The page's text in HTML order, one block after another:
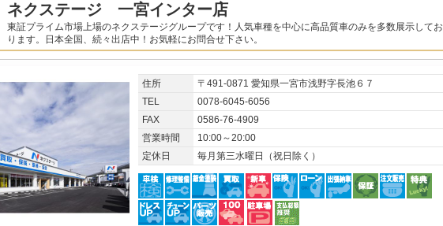
ネクステージ 一宮インター店
東証プライム市場上場のネクステージグループです！人気車種を中心に高品質車のみを多数展示してお
ります。日本全国、続々出店中！お気軽にお問合せ下さい。
住所
〒491-0871 愛知県一宮市浅野字長池６７
TEL
0078-6045-6056
FAX
0586-76-4909
営業時間
10:00～20:00
定休日
毎月第三水曜日（祝日除く）